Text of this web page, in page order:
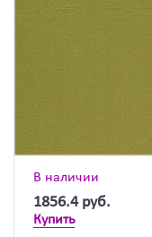
В наличии
1856.4 руб.
Купить